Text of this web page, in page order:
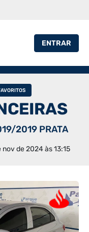
ENTRAR
2019 PRATA
de 2024 às 13:15